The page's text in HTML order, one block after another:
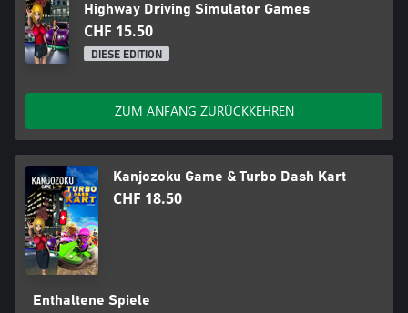
Highway Driving Simulator Games
CHF 15.50
DIESE EDITION
ZUM ANFANG ZURÜCKKEHREN
Kanjozoku Game & Turbo Dash Kart
CHF 18.50
Enthaltene Spiele